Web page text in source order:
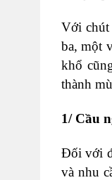
Với chút
ba, một
khổ
thành
1/ Cầu
Đối với
và nhu